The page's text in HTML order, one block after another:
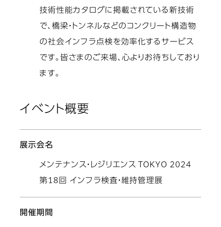
技術性能カタログに掲載されている新技術
で、橋梁・トンネルなどのコンクリート構造物
の社会インフラ点検を効率化するサービス
です。皆さまのご来場、心よりお待ちしており
ます。
イベント概要
展示会名
メンテナンス・レジリエンス TOKYO 2024
第18回 インフラ検査・維持管理展
開催期間